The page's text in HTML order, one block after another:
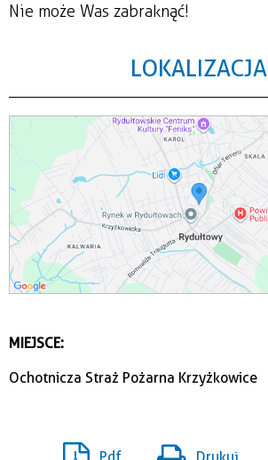
Nie może Was zabraknąć!
LOKALIZACJA
MIEJSCE:
Ochotnicza Straż Pożarna Krzyżkowice